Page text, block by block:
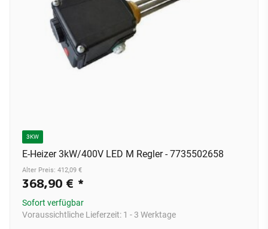
3KW
E-Heizer 3kW/400V LED M Regler - 7735502658
Alter Preis: 412,09 €
368,90 € *
Sofort verfügbar
Voraussichtliche Lieferzeit: 1 - 3 Werktage